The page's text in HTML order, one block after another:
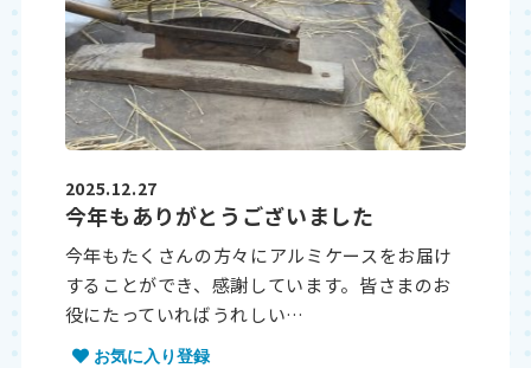
2025.12.27
今年もありがとうございました
今年もたくさんの方々にアルミケースをお届け
することができ、感謝しています。皆さまのお
役にたっていればうれしい…
お気に入り登録